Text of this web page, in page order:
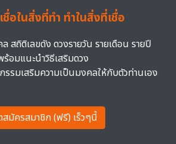
อในสิ่งที่ทำ ทำในสิ่งที่เชื่อ
สถิติเลขดัง ดวงรายวัน รายเดือน รายปี
ร้อมแนะนำวิธีเสริมดวง
รรมเสริมความเป็นมงคลให้กับตัวท่านเอง
สมัครสมาชิก (ฟรี) เร็วๆนี้